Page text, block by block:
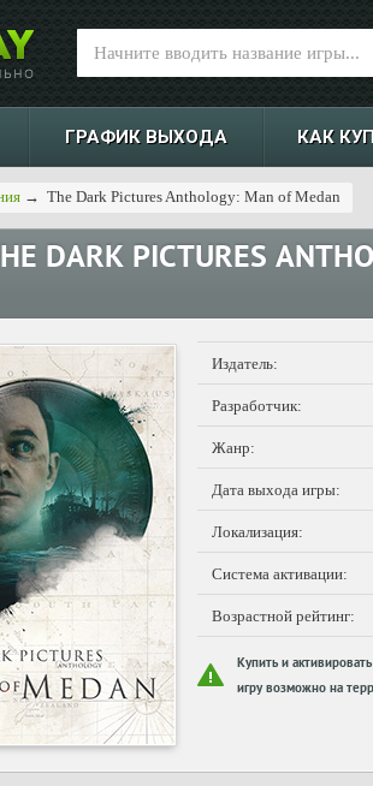
ГРАФИК ВЫХОДА КАК
→ The Dark Pictures Anthology: Man of Medan
DARK PICTURES
Издатель:
Разработчик:
Жанр:
Дата выхода игры:
Локализация:
Система активации:
Возрастной рейтинг:
Купить и активировать
игру возможно на